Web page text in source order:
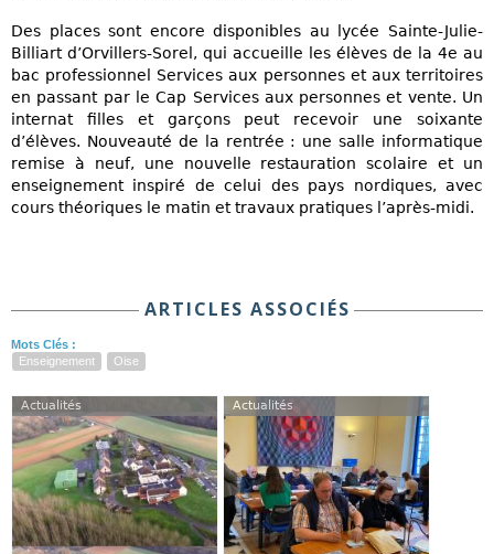
Des places sont encore disponibles au lycée Sainte-Julie-
Billiart d’Orvillers-Sorel, qui accueille les élèves de la 4e au
bac professionnel Services aux personnes et aux territoires
en passant par le Cap Services aux personnes et vente. Un
internat filles et garçons peut recevoir une soixante
d’élèves. Nouveauté de la rentrée : une salle informatique
remise à neuf, une nouvelle restauration scolaire et un
enseignement inspiré de celui des pays nordiques, avec
cours théoriques le matin et travaux pratiques l’après-midi.
ARTICLES ASSOCIÉS
Mots Clés :
Enseignement
Oise
Actualités Actualités